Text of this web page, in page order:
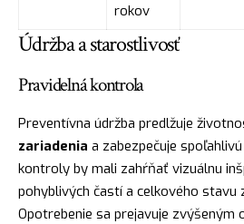
rokov
Údržba a starostlivosť
Pravidelná kontrola
Preventívna údržba predlžuje
zariadenia a zabezpečuje
kontroly by mali zahŕňať vizuálnu
pohyblivých častí a celkového stavu
Opotrebenie sa prejavuje zvýšeným